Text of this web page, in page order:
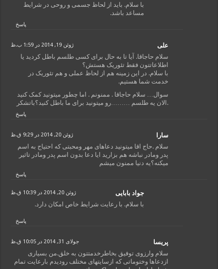
با سلام. باید از لحاظ جسمی و روحی در شرایط
مساعد باشد.
پاسخ
علی ژوئن 19, 2014 در 1:59 ب.ظ
سلام حاجاقا. آیا تا به حال برای کسی طلسم باطل کردید یا
اطلاعاتتون فقط تئوریک هستش؟
با سلام. در این زمینه هم از لحاظ عملی و هم تئوریک در
خدمت شما هستیم.
سوال… سلام حاجاقا . ممنونم . اما چطور میتونید کمک کنید
.الان یه طلسم ………رو میتونید برای ما باطل کنید؟باتشکر
پاسخ
سارا ژوئن 20, 2014 در 9:29 ق.ظ
سلام .حاج اقا میتونید دعاهای مهر ومحبتی که احتیاج به اسم
پدر ومادر نباشه هم بزارید ایا دعا بدون اسم پدر ومادر تاثیر
میکنه؟یه دنیا ممنون میشم
پاسخ
جواد بابایی ژوئن 20, 2014 در 10:39 ق.ظ
با سلام. با رعایت شرایط خاص امکان دارد.
پاسخ
پریسا جولای 31, 2014 در 10:05 ق.ظ
سلام وارزوی توفیق بخاطرخدمتتون به خلق.من بسیاری
ازدعاها وختوماتی که ازسایتهای مختلف رودیدم بارعایت تمام